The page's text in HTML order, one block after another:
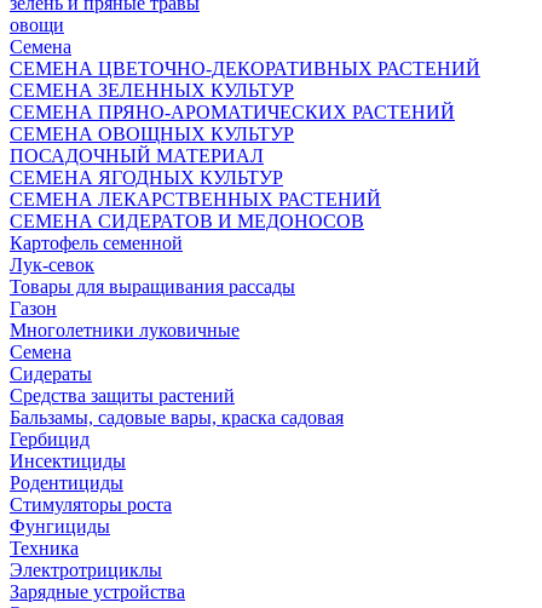
овощи
Семена
СЕМЕНА ЦВЕТОЧНО-ДЕКОРАТИВНЫХ РАСТЕНИЙ
СЕМЕНА ЗЕЛЕННЫХ КУЛЬТУР
СЕМЕНА ПРЯНО-АРОМАТИЧЕСКИХ РАСТЕНИЙ
СЕМЕНА ОВОЩНЫХ КУЛЬТУР
ПОСАДОЧНЫЙ МАТЕРИАЛ
СЕМЕНА ЯГОДНЫХ КУЛЬТУР
СЕМЕНА ЛЕКАРСТВЕННЫХ РАСТЕНИЙ
СЕМЕНА СИДЕРАТОВ И МЕДОНОСОВ
Картофель семенной
Лук-севок
Товары для выращивания рассады
Газон
Многолетники луковичные
Семена
Сидераты
Средства защиты растений
Бальзамы, садовые вары, краска садовая
Гербицид
Инсектициды
Родентициды
Стимуляторы роста
Фунгициды
Техника
Электротрициклы
Зарядные устройства